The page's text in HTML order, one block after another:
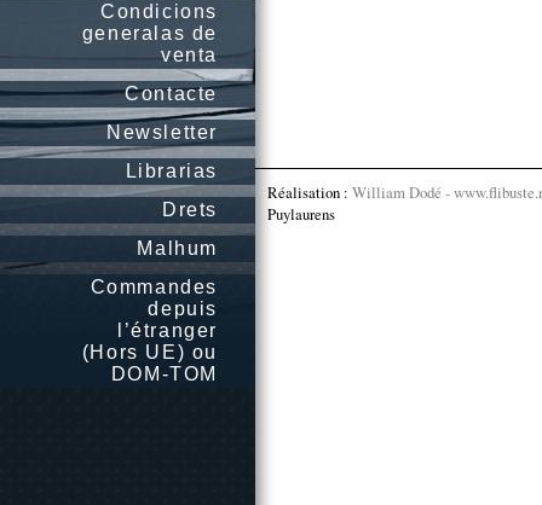
Condicions
generalas de
venta
Contacte
Newsletter
Librarias
Drets
Malhum
Commandes
depuis
l’étranger
(Hors UE) ou
DOM-TOM
Réalisation : William Dodé -
Puylaurens